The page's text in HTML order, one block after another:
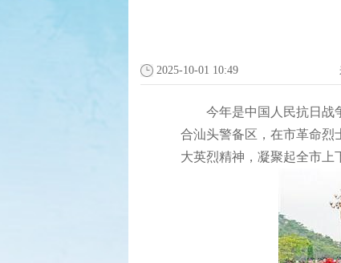
2025-10-01 10:49
今年是中国人民抗日战争
合汕头警备区，在市革命烈
大英烈精神，凝聚起全市上